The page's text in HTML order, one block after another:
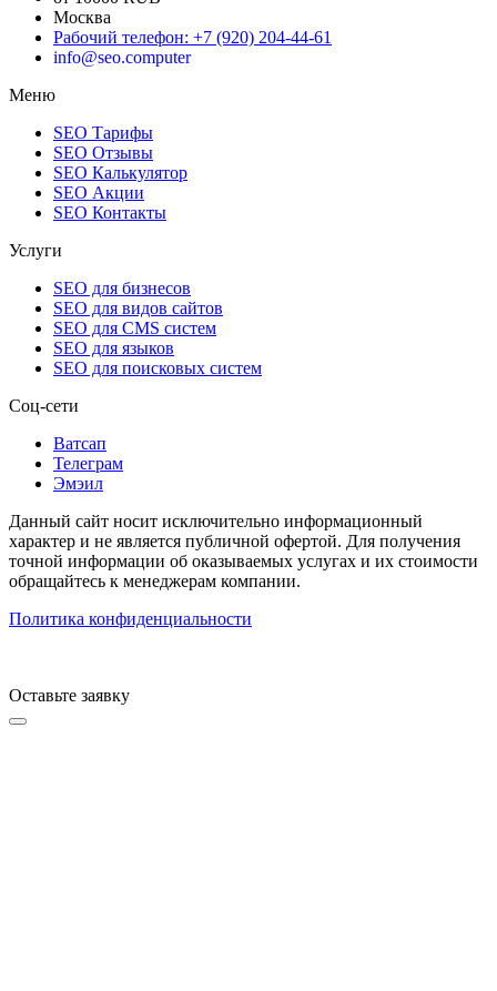
Москва
Рабочий телефон: +7 (920) 204-44-61
info@seo.computer
Меню
SEO Тарифы
SEO Отзывы
SEO Калькулятор
SEO Акции
SEO Контакты
Услуги
SEO для бизнесов
SEO для видов сайтов
SEO для CMS систем
SEO для языков
SEO для поисковых систем
Соц-сети
Ватсап
Телеграм
Эмэил
Данный сайт носит исключительно информационный
характер и не является публичной офертой. Для получения
точной информации об оказываемых услугах и их стоимости
обращайтесь к менеджерам компании.
Политика конфиденциальности
Оставьте заявку